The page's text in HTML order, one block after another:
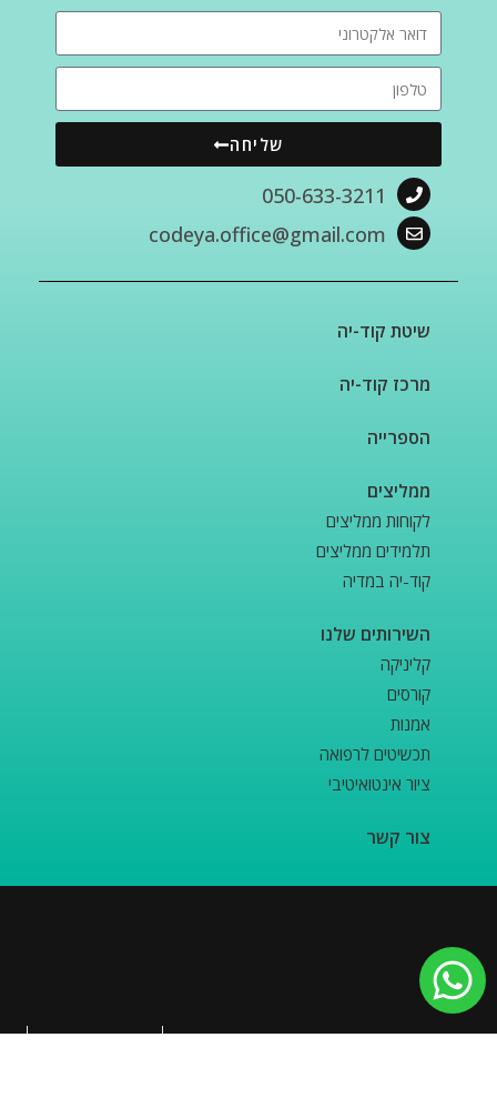
שליחה
050-633-3211
codeya.office@gmail.com
שיטת קוד-יה
מרכז קוד-יה
הספרייה
ממליצים
לקוחות ממליצים
תלמידים ממליצים
קוד-יה במדיה
השירותים שלנו
קליניקה
קורסים
אמנות
תכשיטים לרפואה
ציור אינטואיטיבי
צור קשר
2024 כל הזכויות שמורות לקוד-יה
מדיניות הפרטיות